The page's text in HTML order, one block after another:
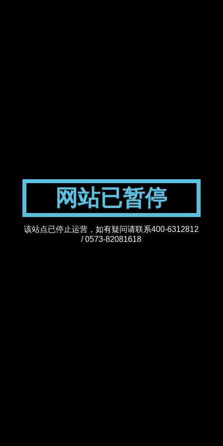
网站已暂停
该站点已停止运营，如有疑问请联系400-6312812
/ 0573-82081618